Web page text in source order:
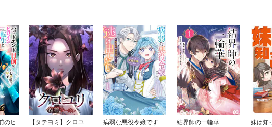
のヒ
【タテヨミ】クロユ
病弱な悪役令嬢です
結界師の一輪華 妹は知